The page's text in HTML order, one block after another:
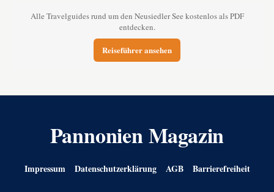
Alle Travelguides rund um den Neusiedler See kostenlos als PDF
entdecken.
Reiseführer ansehen
Pannonien Magazin
Impressum Datenschutzerklärung AGB Barrierefreiheit